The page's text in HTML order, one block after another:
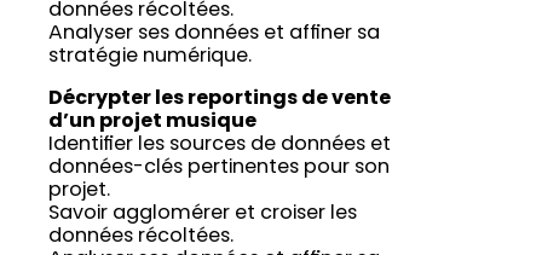
données récoltées.
Analyser ses données et affiner sa
stratégie numérique.
Décrypter les reportings de vente
d’un projet musique
Identifier les sources de données et
données-clés pertinentes pour son
projet.
Savoir agglomérer et croiser les
données récoltées.